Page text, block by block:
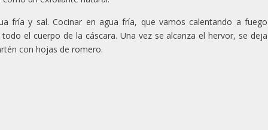
fría y sal. Cocinar en agua fría, que vamos calentando a fuego
el cuerpo de la cáscara. Una vez se alcanza el hervor, se deja
con hojas de romero.